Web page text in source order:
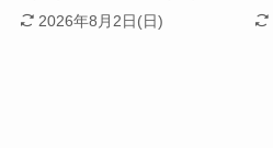
2026年8月2日(日)